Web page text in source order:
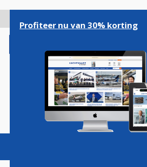
gaan
Magazine Podcasts
Profiteer nu van 30% korting